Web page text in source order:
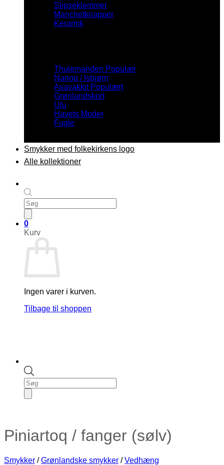
Products
search
0
Kurv
Ingen varer i kurven.
Tilbage til shoppen
Slipseklemmer
Manchetknapper
Keramik
Thulemanden
Nanoq / Isbjørn
Asavakkit
Grønlandskort
Ulu
Havets Moder
Fugle
Smykker med folkekirkens logo
Alle kollektioner
Products
search
Piniartoq / fanger (sølv)
Smykker / Grønlandske smykker / Vedhæng